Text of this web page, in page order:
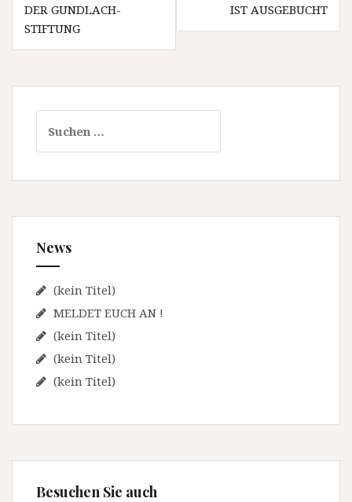
t
r
n
a
n
DER GUNDLACH-
STIFTUNG
IST AUSGEBUCHT
c
n
a
c
h
News
(kein Titel)
MELDET EUCH AN !
(kein Titel)
(kein Titel)
(kein Titel)
Besuchen Sie auch